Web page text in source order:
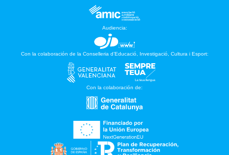
Audiencia:
Con la colaboración de la Conselleria d’Educació, Investigació, Cultura i Esport:
Con la colaboración de: